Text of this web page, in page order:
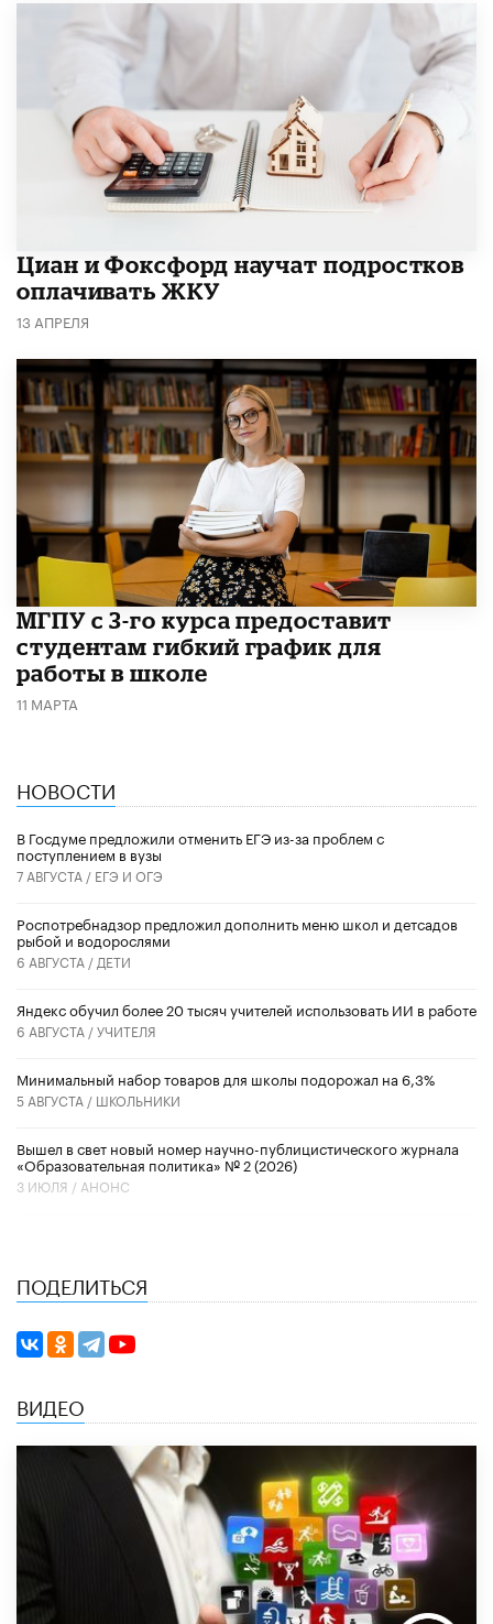
Циан и Фоксфорд научат подростков
оплачивать ЖКУ
13 АПРЕЛЯ
МГПУ с 3-го курса предоставит
студентам гибкий график для
работы в школе
11 МАРТА
НОВОСТИ
В Госдуме предложили отменить ЕГЭ из-за проблем с
поступлением в вузы
7 АВГУСТА / ЕГЭ И ОГЭ
Роспотребнадзор предложил дополнить меню школ и детсадов
рыбой и водорослями
6 АВГУСТА / ДЕТИ
​Яндекс обучил более 20 тысяч учителей использовать ИИ в работе
6 АВГУСТА /УЧИТЕЛЯ
Минимальный набор товаров для школы подорожал на 6,3%
5 АВГУСТА / ШКОЛЬНИКИ
Вышел в свет новый номер научно-публицистического журнала
«Образовательная политика» № 2 (2026)
3 ИЮЛЯ / АНОНС
ПОДЕЛИТЬСЯ
ВИДЕО